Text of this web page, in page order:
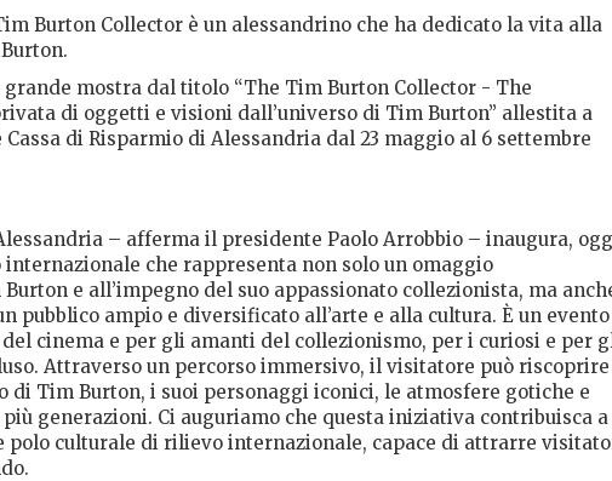
Burton Collector è un alessandrino che ha dedicato la vita alla
mostra dal titolo “The Tim Burton Collector - The
di oggetti e visioni dall’universo di Tim Burton” allestita a
di Risparmio di Alessandria dal 23 maggio al 6 settembre
– afferma il presidente Paolo Arrobbio – inaugura,
che rappresenta non solo un omaggio
e all’impegno del suo appassionato collezionista, ma
pubblico ampio e diversificato all’arte e alla cultura. È un evento
cinema e per gli amanti del collezionismo, per i curiosi e per
Attraverso un percorso immersivo, il visitatore può riscoprire
di Tim Burton, i suoi personaggi iconici, le atmosfere gotiche e
generazioni. Ci auguriamo che questa iniziativa contribuisca a
polo culturale di rilievo internazionale, capace di attrarre